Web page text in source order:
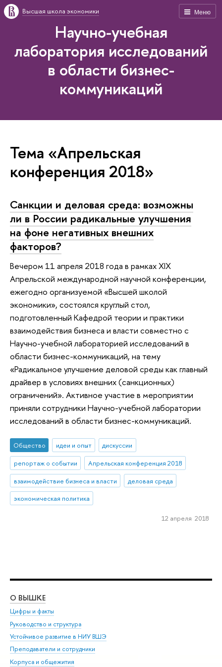
Меню
Высшая школа экономики
Научно-учебная
лаборатория исследований
в области бизнес-
коммуникаций
Тема «Апрельская
конференция 2018»
Санкции и деловая среда: возможны
ли в России радикальные улучшения
на фоне негативных внешних
факторов?
Вечером 11 апреля 2018 года в рамках XIX
Апрельской международной научной конференции,
ежегодно организуемой «Высшей школой
экономики», состоялся круглый стол,
подготовленный Кафедрой теории и практики
взаимодействия бизнеса и власти совместно с
Научно-учебной лабораторией исследований в
области бизнес-коммуникаций, на тему
«Радикальное улучшение деловой среды как главный
драйвер в условиях внешних (санкционных)
ограничений». Активное участие в мероприятии
приняли сотрудники Научно-учебной лаборатории
исследований в области бизнес-коммуникаций.
Общество идеи и опыт
дискуссии
репортаж о событии
Апрельская конференция 2018
взаимодействие бизнеса и власти
деловая среда
экономическая политика
12 апреля 2018
О ВЫШКЕ
Цифры и факты
Руководство и структура
Устойчивое развитие в НИУ ВШЭ
Преподаватели и сотрудники
Корпуса и общежития